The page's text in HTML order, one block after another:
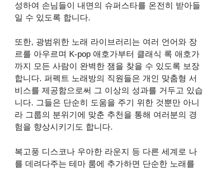
성하여 손님들이 내면의 슈퍼스타를 온전히 받아들
일 수 있도록 합니다.
또한, 광범위한 노래 라이브러리는 여러 언어와 장
르를 아우르며 K-pop 애호가부터 클래식 록 애호가
까지 모든 사람이 완벽한 잼을 찾을 수 있도록 보장
합니다. 퍼펙트 노래방의 직원들은 개인 맞춤형 서
비스를 제공함으로써 그 이상의 성과를 거두고 있습
니다. 그들은 단순히 도움을 주기 위한 것뿐만 아니
라 그룹의 분위기에 맞춘 추천을 통해 여러분의 경
험을 향상시키기도 합니다.
복고풍 디스코나 우아한 라운지 등 다른 세계로 나
를 데려다주는 테마 룸에 추가하면 단순한 노래를